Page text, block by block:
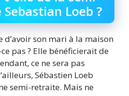
Loeb ?
d’avoir son mari à la maison
pas ? Elle bénéficierait de
ce ne sera pas
Sébastien Loeb
semi-retraite. Mais ne